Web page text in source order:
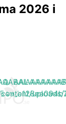
2026 i